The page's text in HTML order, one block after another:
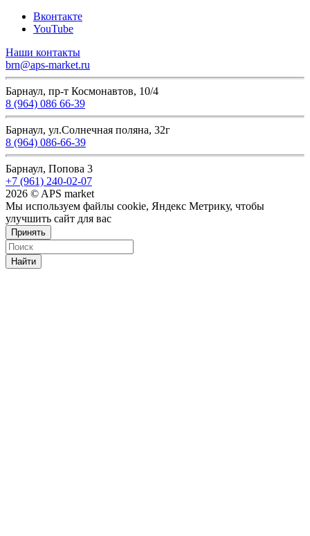
Вконтакте
YouTube
Наши контакты
brn@aps-market.ru
Барнаул, пр-т Космонавтов, 10/4
8 (964) 086 66-39
Барнаул, ул.Солнечная поляна, 32г
8 (964) 086-66-39
Барнаул, Попова 3
+7 (961) 240-02-07
2026 © APS market
Мы используем файлы cookie, Яндекс Метрику, чтобы
улучшить сайт для вас
Принять
Найти